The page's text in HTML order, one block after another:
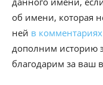
об имени, которая
ней в
дополним историю
благодарим за ваш